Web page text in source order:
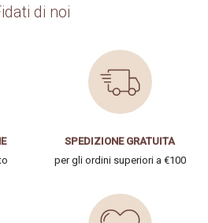
di noi
SPEDIZIONE GRATUITA
per gli ordini superiori a €100